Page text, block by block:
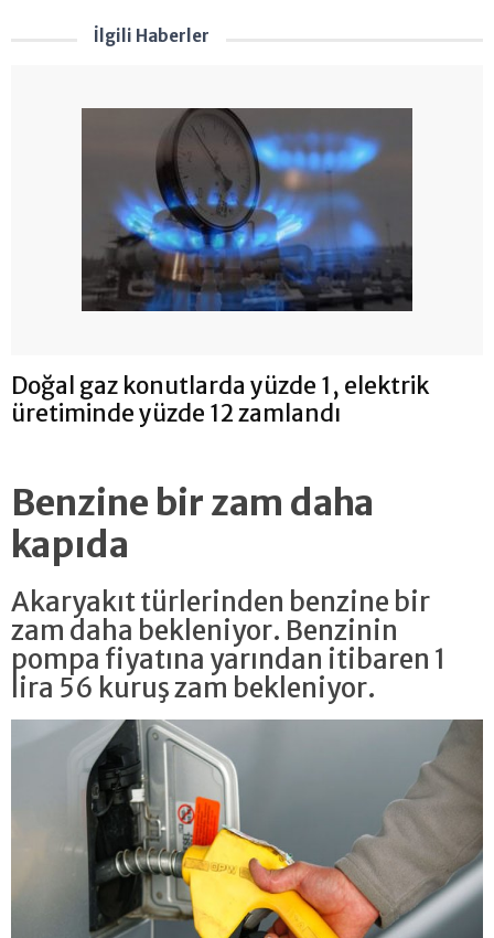
İlgili Haberler
Doğal gaz konutlarda yüzde 1, elektrik
üretiminde yüzde 12 zamlandı
Benzine bir zam daha
kapıda
Akaryakıt türlerinden benzine bir
zam daha bekleniyor. Benzinin
pompa fiyatına yarından itibaren 1
lira 56 kuruş zam bekleniyor.